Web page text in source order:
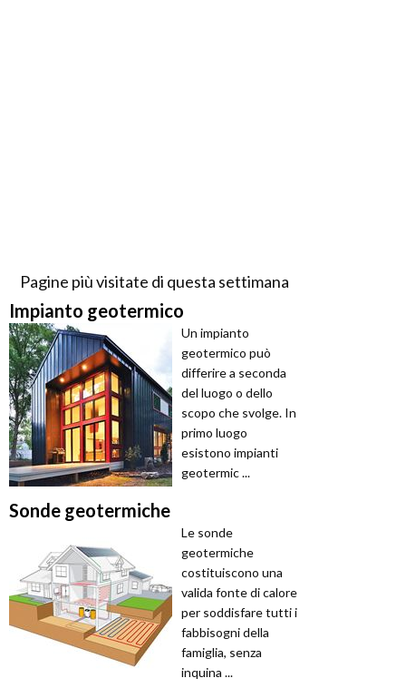
Pagine più visitate di questa settimana
Impianto geotermico
Un impianto
geotermico può
differire a seconda
del luogo o dello
scopo che svolge. In
primo luogo
esistono impianti
geotermic ...
Sonde geotermiche
Le sonde
geotermiche
costituiscono una
valida fonte di calore
per soddisfare tutti i
fabbisogni della
famiglia, senza
inquina ...